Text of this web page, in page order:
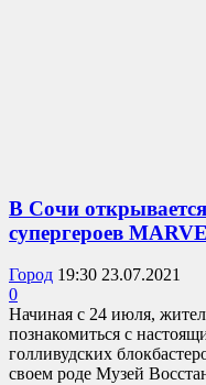
В Сочи
супергероев
Город 19:30 23.07.2021
0
Начиная с 24 июля,
познакомиться с
голливудских
своем роде Музей